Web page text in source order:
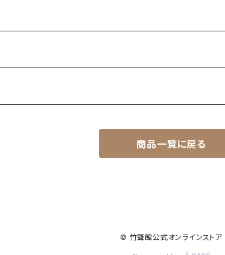
商品一覧に戻る
© 竹聲館公式オンラインストア